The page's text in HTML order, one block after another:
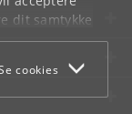
dit samtykke
finder i
cookies